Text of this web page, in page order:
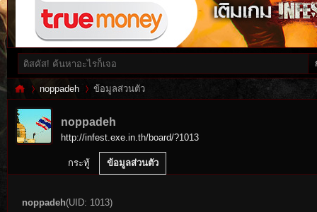
noppadeh ข้อมูลส่วนตัว
noppadeh
http://infest.exe.in.th/board/?1013
กระทู้ ข้อมูลส่วนตัว
noppadeh(UID: 1013)